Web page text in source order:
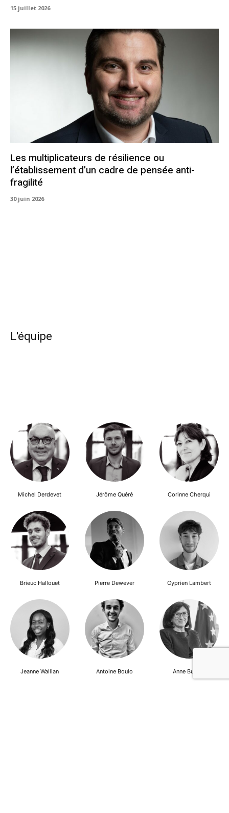
15 juillet 2026
Les multiplicateurs de résilience ou
l’établissement d’un cadre de pensée anti-
fragilité
30 juin 2026
L'équipe
Michel Derdevet Jérôme Quéré Corinne Cherqui
Brieuc Hallouet Pierre Dewever Cyprien Lambert
Jeanne Wallian Antoine Boulo Anne Bucher